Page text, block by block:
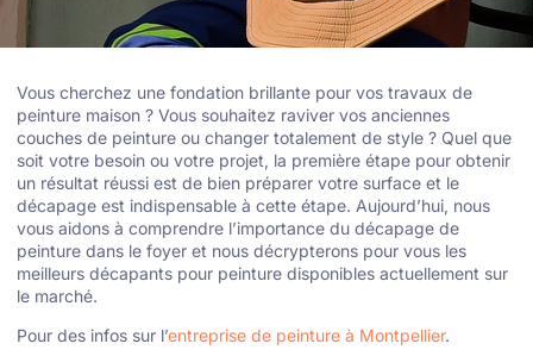
Vous cherchez une fondation brillante pour vos travaux de
peinture maison ? Vous souhaitez raviver vos anciennes
couches de peinture ou changer totalement de style ? Quel que
soit votre besoin ou votre projet, la première étape pour obtenir
un résultat réussi est de bien préparer votre surface et le
décapage est indispensable à cette étape. Aujourd’hui, nous
vous aidons à comprendre l’importance du décapage de
peinture dans le foyer et nous décrypterons pour vous les
meilleurs décapants pour peinture disponibles actuellement sur
le marché.
Pour des infos sur l’entreprise de peinture à Montpellier.